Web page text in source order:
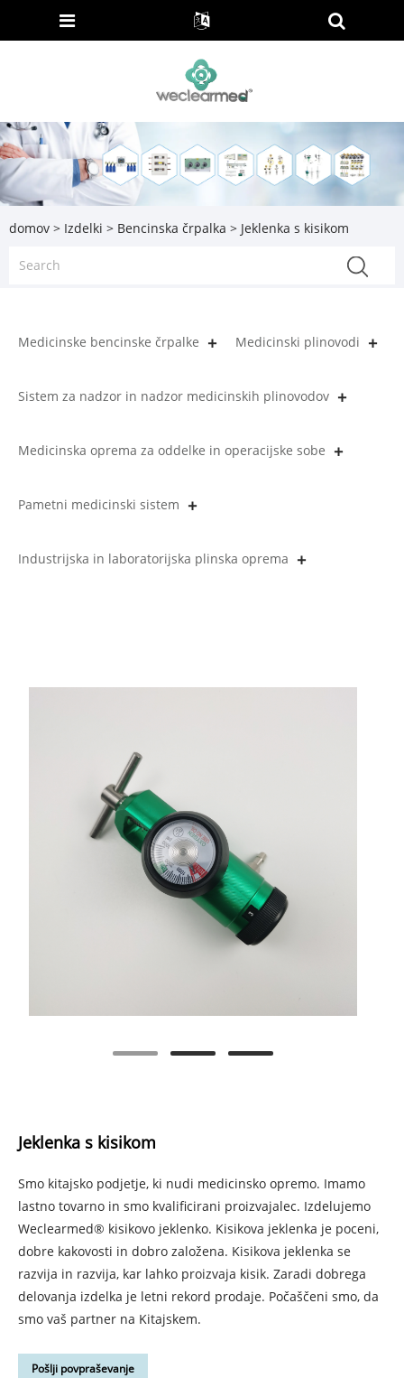
domov > Izdelki > Bencinska črpalka > Jeklenka s kisikom
Medicinske bencinske črpalke Medicinski plinovodi
Sistem za nadzor in nadzor medicinskih plinovodov
Medicinska oprema za oddelke in operacijske sobe
Pametni medicinski sistem
Industrijska in laboratorijska plinska oprema
Jeklenka s kisikom
Smo kitajsko podjetje, ki nudi medicinsko opremo. Imamo
lastno tovarno in smo kvalificirani proizvajalec. Izdelujemo
Weclearmed® kisikovo jeklenko. Kisikova jeklenka je poceni,
dobre kakovosti in dobro založena. Kisikova jeklenka se
razvija in razvija, kar lahko proizvaja kisik. Zaradi dobrega
delovanja izdelka je letni rekord prodaje. Počaščeni smo, da
smo vaš partner na Kitajskem.
Pošlji povpraševanje